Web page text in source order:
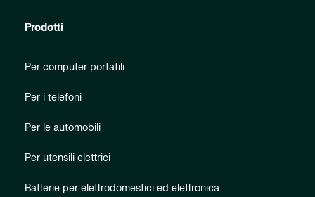
Prodotti
Per computer portatili
Per i telefoni
Per le automobili
Per utensili elettrici
Batterie per elettrodomestici ed elettronica